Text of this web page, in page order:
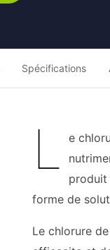
Spécifications
L
e
produit
forme de
Le chlorure